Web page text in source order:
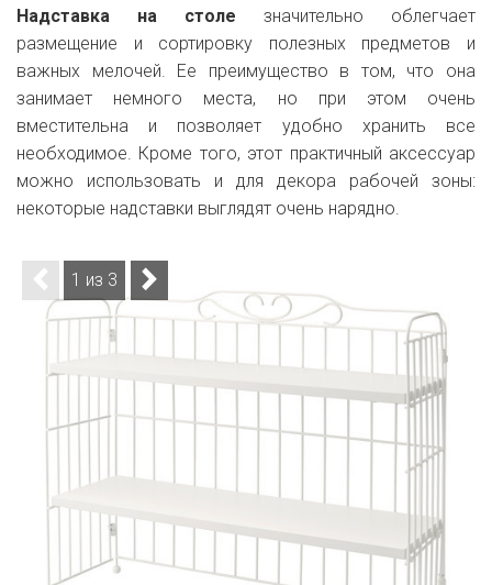
Надставка на столе значительно облегчает
размещение и сортировку полезных предметов и
важных мелочей. Ее преимущество в том, что она
занимает немного места, но при этом очень
вместительна и позволяет удобно хранить все
необходимое. Кроме того, этот практичный аксессуар
можно использовать и для декора рабочей зоны:
некоторые надставки выглядят очень нарядно.
1 из 3